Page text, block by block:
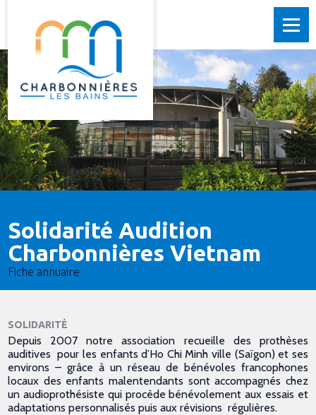
Solidarité Audition
Charbonnières Vietnam
Fiche annuaire
SOLIDARITÉ
Depuis 2007 notre association recueille des prothèses
auditives pour les enfants d’Ho Chi Minh ville (Saïgon) et ses
environs – grâce à un réseau de bénévoles francophones
locaux des enfants malentendants sont accompagnés chez
un audioprothésiste qui procède bénévolement aux essais et
adaptations personnalisés puis aux révisions régulières.